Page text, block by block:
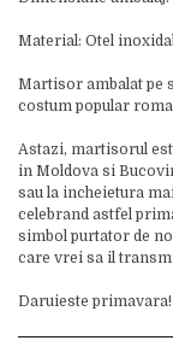
Material: Otel
Martisor ambalat pe
costum popular
Astazi, martisorul
in Moldova si
sau la incheietura
celebrand astfel
simbol purtator de
care vrei sa il
Daruieste primavara!